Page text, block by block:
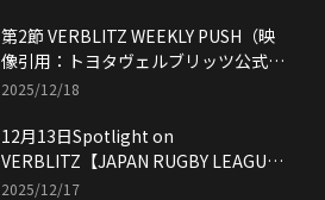
第2節 VERBLITZ WEEKLY PUSH（映
像引用：トヨタヴェルブリッツ公式
YouTubeチャンネル）
2025/12/18
12月13日Spotlight on
VERBLITZ【JAPAN RUGBY LEAGUE
ONE】映像引用：トヨタヴェルブリッ
2025/12/17